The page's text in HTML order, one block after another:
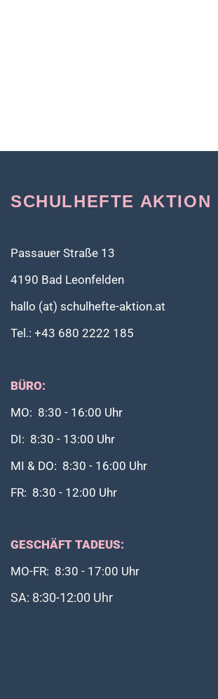
SCHULHEFTE AKTION
Passauer Straße 13
4190 Bad Leonfelden
hallo (at) schulhefte-aktion.at
Tel.: +43 680 2222 185
BÜRO:
MO: 8:30 - 16:00 Uhr
DI: 8:30 - 13:00 Uhr
MI & DO: 8:30 - 16:00 Uhr
FR: 8:30 - 12:00 Uhr
GESCHÄFT TADEUS:
MO-FR: 8:30 - 17:00 Uhr
SA: 8:30-12:00 Uhr